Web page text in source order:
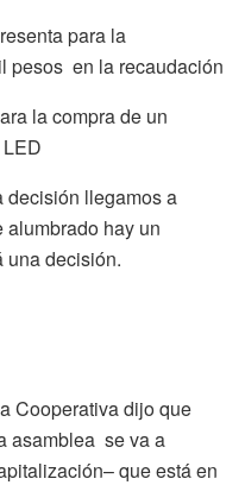
para la
pesos en la recaudación
la compra de un
decisión llegamos a
alumbrado hay un
una decisión.
Cooperativa dijo que
asamblea se va a
que está en